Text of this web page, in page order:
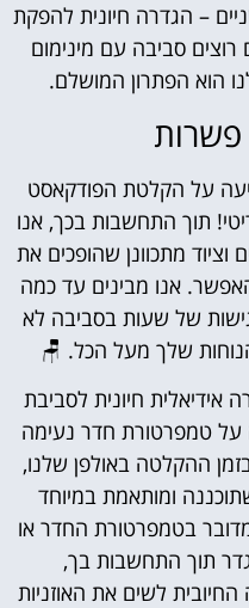
– הגדרה חיונית להפקת
סביבה עם מינימום
הוא הפתרון המושלם.
פשרות
על הקלטת הפודקאסט
תוך התחשבות בכך, אנו
וציוד מתכוונן שהופכים את
אנו מבינים עד כמה
של שעות בסביבה לא
שלך מעל הכל. 🪑
אידיאלית חיונית לסביבת
טמפרטורת חדר נעימה
ההקלטה באולפן שלנו,
ומותאמת במיוחד
בטמפרטורת החדר או
תוך התחשבות בך,
לשים את האוזניות